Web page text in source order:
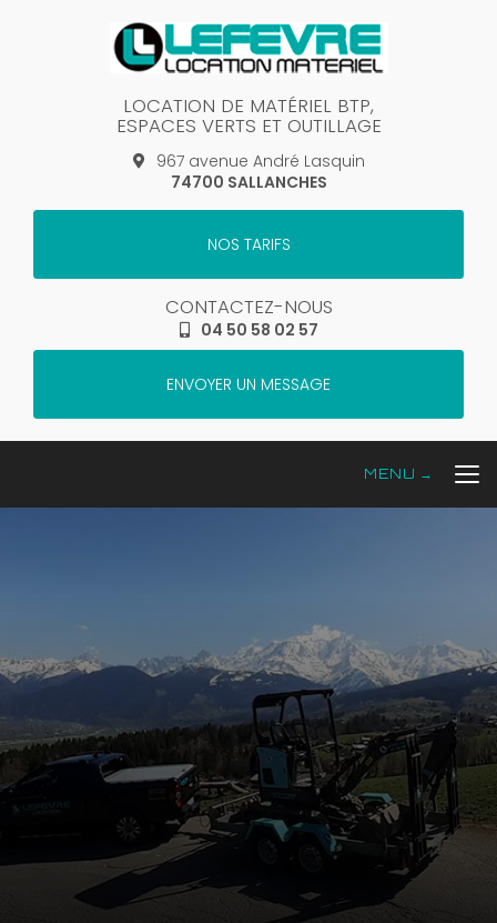
LOCATION DE MATÉRIEL BTP,
ESPACES VERTS ET OUTILLAGE
967 avenue André Lasquin
74700 SALLANCHES
NOS TARIFS
CONTACTEZ-NOUS
04 50 58 02 57
ENVOYER UN MESSAGE